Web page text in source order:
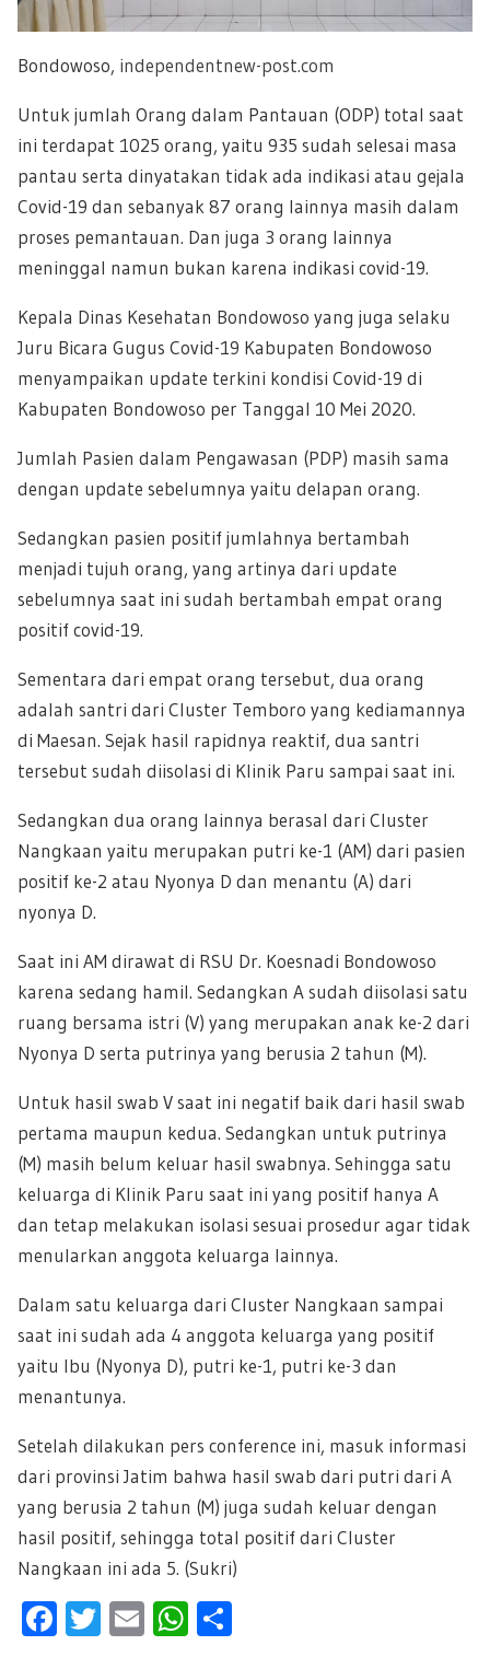
Bondowoso, independentnew-post.com
Untuk jumlah Orang dalam Pantauan (ODP) total saat
ini terdapat 1025 orang, yaitu 935 sudah selesai masa
pantau serta dinyatakan tidak ada indikasi atau gejala
Covid-19 dan sebanyak 87 orang lainnya masih dalam
proses pemantauan. Dan juga 3 orang lainnya
meninggal namun bukan karena indikasi covid-19.
Kepala Dinas Kesehatan Bondowoso yang juga selaku
Juru Bicara Gugus Covid-19 Kabupaten Bondowoso
menyampaikan update terkini kondisi Covid-19 di
Kabupaten Bondowoso per Tanggal 10 Mei 2020.
Jumlah Pasien dalam Pengawasan (PDP) masih sama
dengan update sebelumnya yaitu delapan orang.
Sedangkan pasien positif jumlahnya bertambah
menjadi tujuh orang, yang artinya dari update
sebelumnya saat ini sudah bertambah empat orang
positif covid-19.
Sementara dari empat orang tersebut, dua orang
adalah santri dari Cluster Temboro yang kediamannya
di Maesan. Sejak hasil rapidnya reaktif, dua santri
tersebut sudah diisolasi di Klinik Paru sampai saat ini.
Sedangkan dua orang lainnya berasal dari Cluster
Nangkaan yaitu merupakan putri ke-1 (AM) dari pasien
positif ke-2 atau Nyonya D dan menantu (A) dari
nyonya D.
Saat ini AM dirawat di RSU Dr. Koesnadi Bondowoso
karena sedang hamil. Sedangkan A sudah diisolasi satu
ruang bersama istri (V) yang merupakan anak ke-2 dari
Nyonya D serta putrinya yang berusia 2 tahun (M).
Untuk hasil swab V saat ini negatif baik dari hasil swab
pertama maupun kedua. Sedangkan untuk putrinya
(M) masih belum keluar hasil swabnya. Sehingga satu
keluarga di Klinik Paru saat ini yang positif hanya A
dan tetap melakukan isolasi sesuai prosedur agar tidak
menularkan anggota keluarga lainnya.
Dalam satu keluarga dari Cluster Nangkaan sampai
saat ini sudah ada 4 anggota keluarga yang positif
yaitu Ibu (Nyonya D), putri ke-1, putri ke-3 dan
menantunya.
Setelah dilakukan pers conference ini, masuk informasi
dari provinsi Jatim bahwa hasil swab dari putri dari A
yang berusia 2 tahun (M) juga sudah keluar dengan
hasil positif, sehingga total positif dari Cluster
Nangkaan ini ada 5. (Sukri)
F
T
E
W